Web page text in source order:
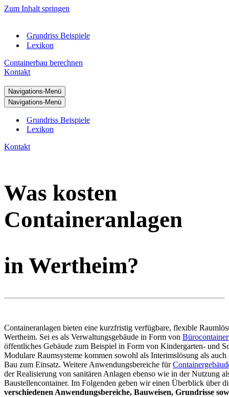
Zum Inhalt springen
Grundriss Beispiele
Lexikon
Containerbau berechnen
Kontakt
Navigations-Menü
Navigations-Menü
Grundriss Beispiele
Lexikon
Kontakt
Was kosten
Containeranlagen
in Wertheim?
Containeranlagen bieten eine kurzfristig verfügbare, flexible
Wertheim. Sei es als Verwaltungsgebäude in Form von
öffentliches Gebäude zum Beispiel in Form von Kindergarten- und
Modulare Raumsysteme kommen sowohl als Interimslösung als auch
Bau zum Einsatz. Weitere Anwendungsbereiche für
der Realisierung von sanitären Anlagen ebenso wie in der Nutzung
Baustellencontainer. Im Folgenden geben wir einen Überblick über
verschiedenen Anwendungsbereiche, Bauweisen, Grundrisse